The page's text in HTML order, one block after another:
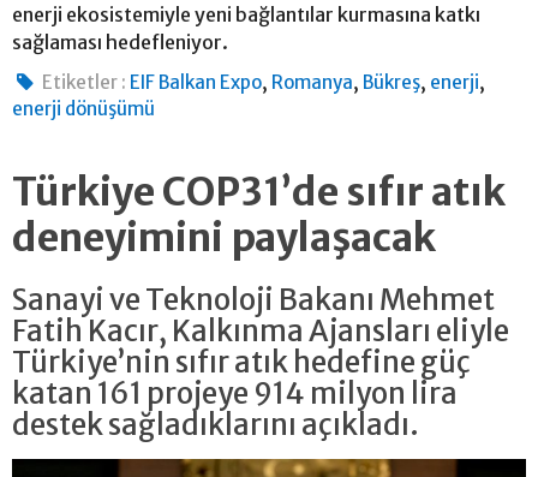
enerji ekosistemiyle yeni bağlantılar kurmasına katkı
sağlaması hedefleniyor.
Etiketler : EIF Balkan Expo, Romanya, Bükreş, enerji,
enerji dönüşümü
Türkiye COP31’de sıfır atık
deneyimini paylaşacak
Sanayi ve Teknoloji Bakanı Mehmet
Fatih Kacır, Kalkınma Ajansları eliyle
Türkiye’nin sıfır atık hedefine güç
katan 161 projeye 914 milyon lira
destek sağladıklarını açıkladı.